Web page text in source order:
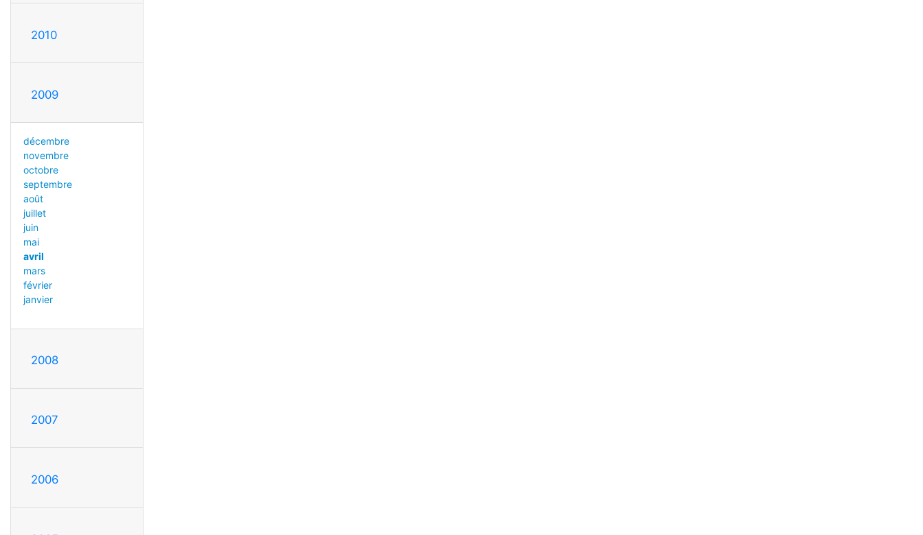
2010
2009
décembre
novembre
octobre
septembre
août
juillet
juin
mai
avril
mars
février
janvier
2008
2007
2006